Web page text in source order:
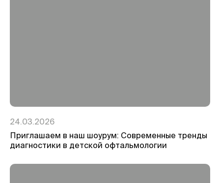
24.03.2026
Приглашаем в наш шоурум: Современные тренды
диагностики в детской офтальмологии